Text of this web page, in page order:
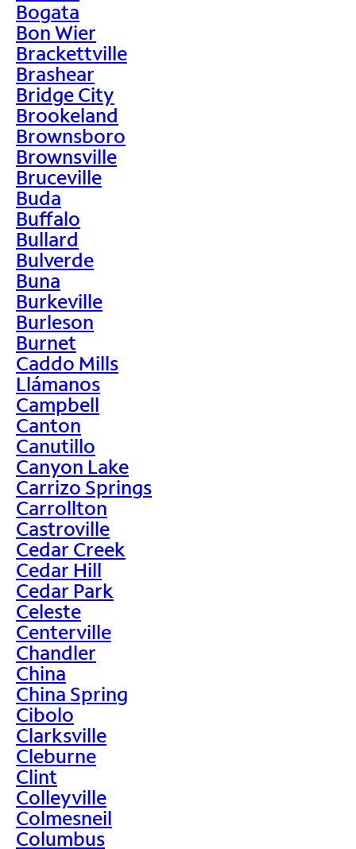
Bogata
Bon Wier
Brackettville
Brashear
Bridge City
Brookeland
Brownsboro
Brownsville
Bruceville
Buda
Buffalo
Bullard
Bulverde
Buna
Burkeville
Burleson
Burnet
Caddo Mills
Llámanos
Campbell
Canton
Canutillo
Canyon Lake
Carrizo Springs
Carrollton
Castroville
Cedar Creek
Cedar Hill
Cedar Park
Celeste
Centerville
Chandler
China
China Spring
Cibolo
Clarksville
Cleburne
Clint
Colleyville
Colmesneil
Columbus